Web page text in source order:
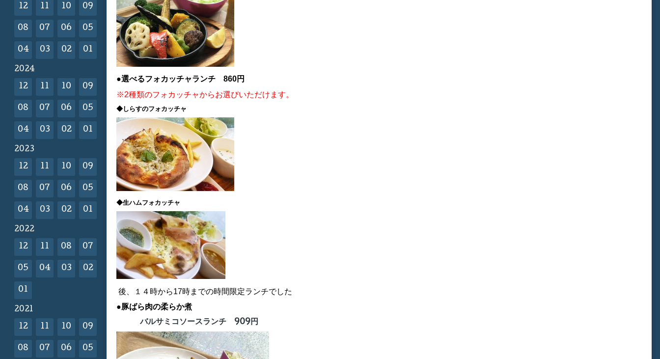
●選べるフォカッチャランチ 860円
※2種類のフォカッチャからお選びいただけます。
◆しらすのフォカッチャ
◆生ハムフォカッチャ
後、１４時から17時までの時間限定ランチでした
●豚ばら肉の柔らか煮
バルサミコソースランチ 909円
12 11 10 09
08 07 06 05
04 03 02 01
2024
12 11 10 09
08 07 06 05
04 03 02 01
2023
12 11 10 09
08 07 06 05
04 03 02 01
2022
12 11 08 07
05 04 03 02
01
2021
12 11 10 09
08 07 06 05